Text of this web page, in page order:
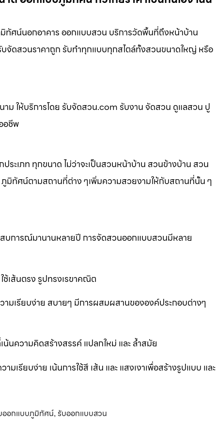
ศน์นอกอาคาร ออกแบบสวน บริการวัดพื้นที่ถึงหน้าบ้าน
บจัดสวนราคาถูก รับทำทุกแบบทุกสไตล์ทั้งสวนขนาดใหญ่ หรือ
ให้บริการโดย รับจัดสวน.com รับงาน จัดสวน ดูแลสวน ปู
อชีพ
ะเภท ทุกขนาด ไม่ว่าจะเป็นสวนหน้าบ้าน สวนข้างบ้าน สวน
มิทัศน์ตามสถานที่ต่าง ๆเพิ่มความสวยงามให้กับสถานที่นั้น ๆ
บการณ์มานานหลายปี การจัดสวนออกแบบสวนมีหลาย
เส้นตรง รูปทรงเรขาคณิต
เรียบง่าย สบายๆ มีการผสมผสานขององค์ประกอบต่างๆ
ความคิดสร้างสรรค์ แปลกใหม่ และ ล้ำสมัย
ยบง่าย เน้นการใช้สี เส้น และ แสงเงาเพื่อสร้างรูปแบบ และ
ออกแบบภูมิทัศน์, รับออกแบบสวน